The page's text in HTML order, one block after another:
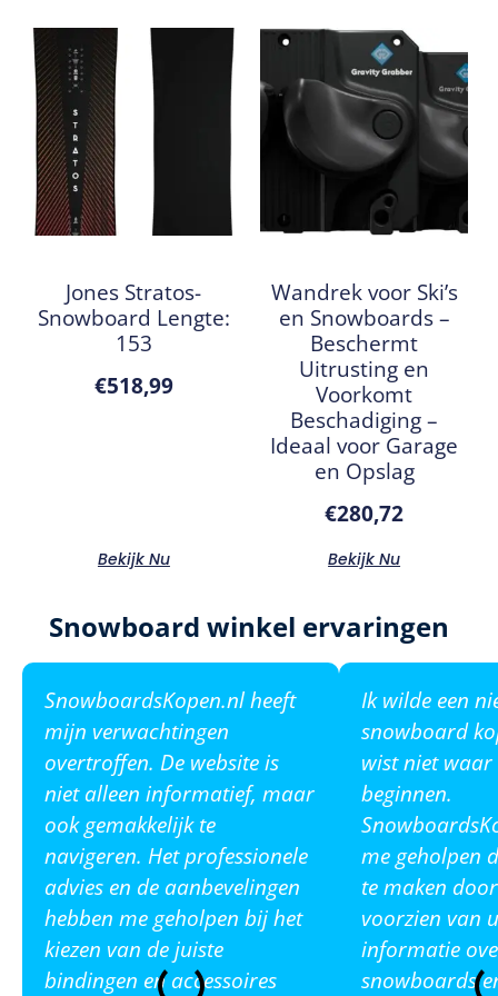
Jones Stratos-
Snowboard Lengte:
153
€518,99
Bekijk Nu
Wandrek voor Ski’s
en Snowboards –
Beschermt
Uitrusting en
Voorkomt
Beschadiging –
Ideaal voor Garage
en Opslag
€280,72
Bekijk Nu
Snowboard winkel ervaringen
SnowboardsKopen.nl heeft
mijn verwachtingen
overtroffen. De website is
niet alleen informatief, maar
ook gemakkelijk te
navigeren. Het professionele
advies en de aanbevelingen
hebben me geholpen bij het
kiezen van de juiste
bindingen en accessoires
Ik wilde een
snowboard
wist niet waar
beginnen.
me geholpen
te maken
voorzien van
informatie
snowboards